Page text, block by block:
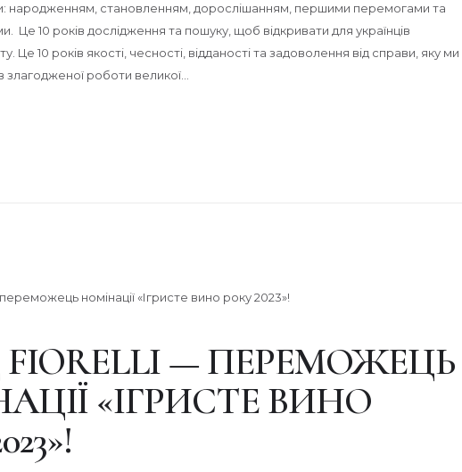
народженням, становленням, дорослішанням, першими перемогами та
Це 10 років дослідження та пошуку, щоб відкривати для українців
Це 10 років якості, чесності, відданості та задоволення від справи, яку ми
злагодженої роботи великої…
— ПЕРЕМОЖЕЦЬ
«ІГРИСТЕ ВИНО